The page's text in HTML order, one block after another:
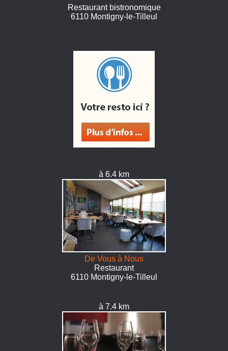
Restaurant bistronomique
6110 Montigny-le-Tilleul
à 6.4 km
De Vous à Nous
Restaurant
6110 Montigny-le-Tilleul
à 7.4 km